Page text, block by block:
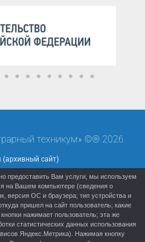
техникум» ©® 2026
(архивный сайт)
предоставить Вам услуги, мы используем
на Вашем компьютере (сведения о
версия ОС и браузера; тип устройства и
пришел на сайт пользователь; какие
нажимает пользователь; эта же
статистических данных использования
Яндекс.Метрика). Нажимая кнопку